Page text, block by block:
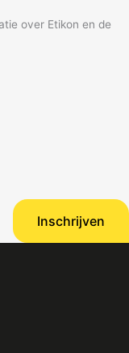
over Etikon en de